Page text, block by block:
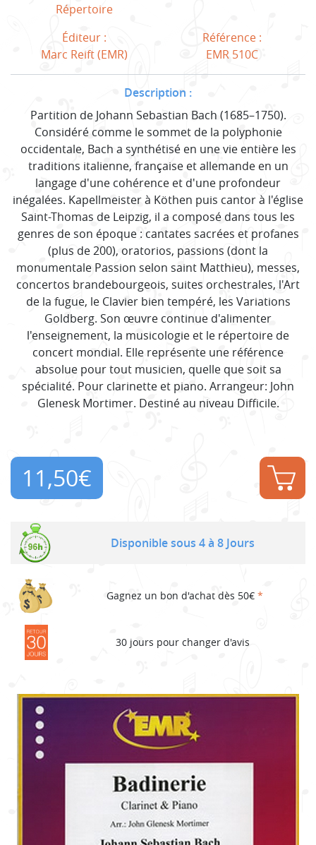
Répertoire
Éditeur :
Marc Reift (EMR)
Référence :
EMR 510C
Description :
Partition de Johann Sebastian Bach (1685–1750).
Considéré comme le sommet de la polyphonie
occidentale, Bach a synthétisé en une vie entière les
traditions italienne, française et allemande en un
langage d'une cohérence et d'une profondeur
inégalées. Kapellmeister à Köthen puis cantor à l'église
Saint-Thomas de Leipzig, il a composé dans tous les
genres de son époque : cantates sacrées et profanes
(plus de 200), oratorios, passions (dont la
monumentale Passion selon saint Matthieu), messes,
concertos brandebourgeois, suites orchestrales, l'Art
de la fugue, le Clavier bien tempéré, les Variations
Goldberg. Son œuvre continue d'alimenter
l'enseignement, la musicologie et le répertoire de
concert mondial. Elle représente une référence
absolue pour tout musicien, quelle que soit sa
spécialité. Pour clarinette et piano. Arrangeur: John
Glenesk Mortimer. Destiné au niveau Difficile.
11,50€
Disponible sous 4 à 8 Jours
Gagnez un bon d'achat dès 50€ *
30 jours pour changer d'avis